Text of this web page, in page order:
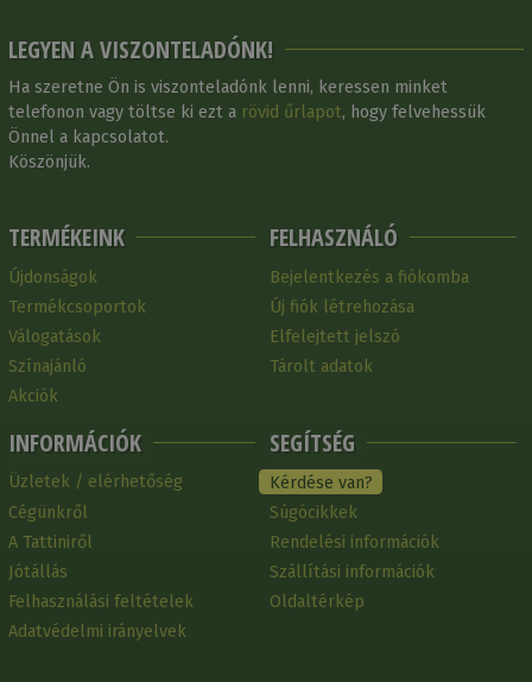
LEGYEN A VISZONTELADÓNK!
Ha szeretne Ön is viszonteladónk lenni, keressen minket
telefonon vagy töltse ki ezt a rövid űrlapot, hogy felvehessük
Önnel a kapcsolatot.
Köszönjük.
TERMÉKEINK
Újdonságok
Termékcsoportok
Válogatások
Színajánló
Akciók
INFORMÁCIÓK
Üzletek / elérhetőség
Cégünkről
A Tattiniről
Jótállás
Felhasználási feltételek
Adatvédelmi irányelvek
FELHASZNÁLÓ
Bejelentkezés a fiókomba
Új fiók létrehozása
Elfelejtett jelszó
Tárolt adatok
SEGÍTSÉG
Kérdése van?
Súgócikkek
Rendelési információk
Szállítási információk
Oldaltérkép